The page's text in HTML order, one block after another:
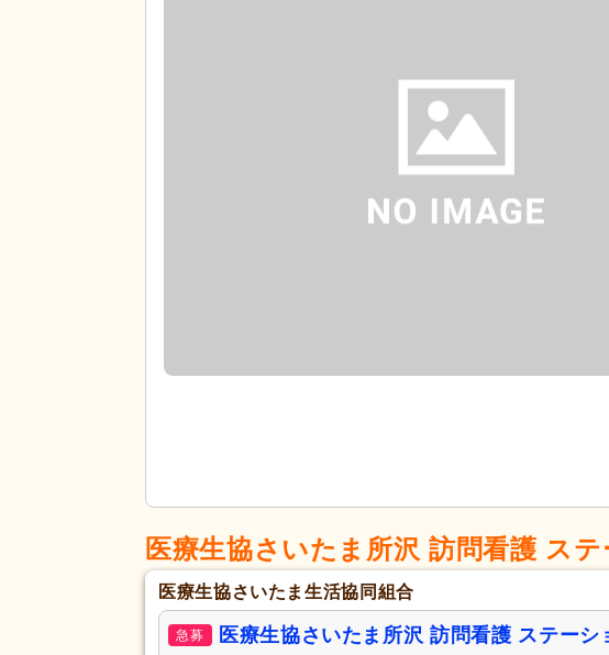
医療生協さいたま所沢 訪問看護 ステ
医療生協さいたま生活協同組合
急募 医療生協さいたま所沢 訪問看護 ステー